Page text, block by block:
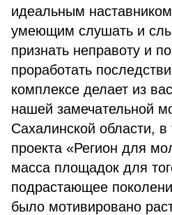
идеальным
умеющим слушать и
признать неправоту и
проработать
комплексе делает из
нашей замечательной
Сахалинской области,
проекта «Регион для
масса площадок для
подрастающее
было мотивировано